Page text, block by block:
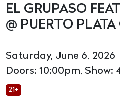
EL GRUPASO
@ PUERTO PLATA
Saturday, June 6, 2026
Doors: 10:00pm, Show:
21+